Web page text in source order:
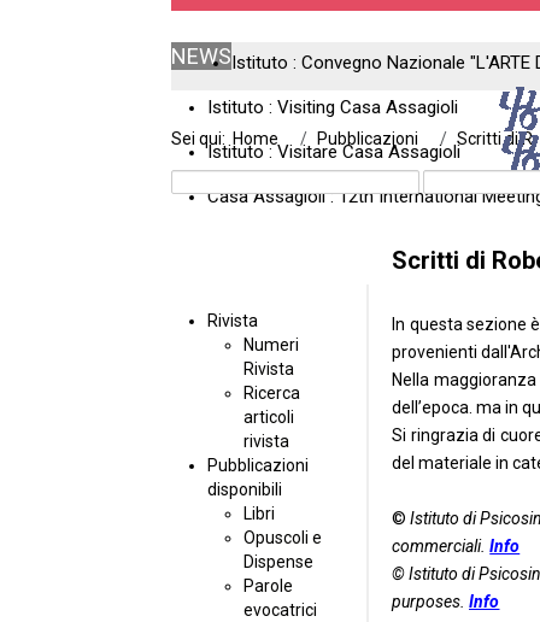
NEWSIstituto : Convegno Nazionale
Istituto : Visiting Casa Assagioli
Istituto : Visitare Casa Assagioli
Casa Assagioli : 12th International
Sei qui: Home Pubblicazioni Scritti di
Rivista
Numeri
Rivista
Ricerca
articoli
rivista
Pubblicazioni
disponibili
Libri
Opuscoli e
Dispense
Parole
evocatrici
Scritti di
In questa sezione
provenienti dall'
Nella
dell’epoca. ma in
Si ringrazia di
del materiale in
©Istituto di
commerciali. Info
© Istituto di
purposes.Info